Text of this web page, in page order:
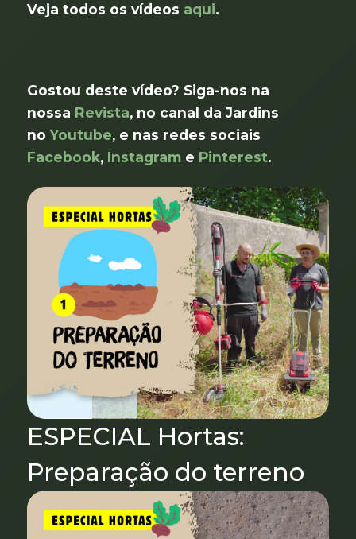
Veja todos os vídeos aqui.
Gostou deste vídeo? Siga-nos na
nossa Revista, no canal da Jardins
noYoutube, e nas redes sociais
Facebook, Instagram e Pinterest.
ESPECIAL Hortas:
Preparação do terreno